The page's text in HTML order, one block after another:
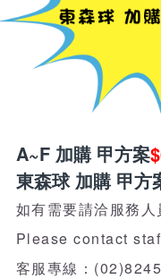
A~F 加購 甲方案
東森球 加購 甲方
如有需要請洽服務人
Please contact
客服專線：